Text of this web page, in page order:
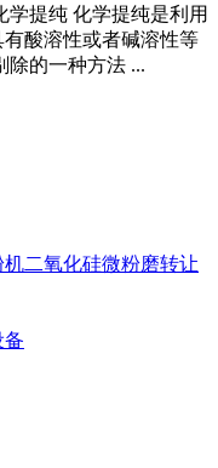
学提纯 化学提纯是利用
酸溶性或者碱溶性等
除的一种方法 ...
二氧化硅微粉磨转让
备